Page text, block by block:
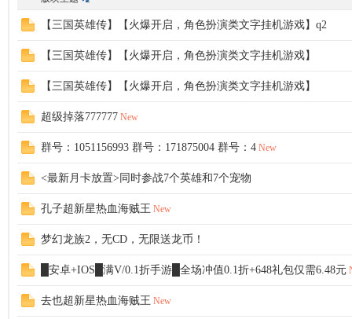
【三国英雄传】【火爆开启，角色扮演类文字挂机游戏】q2
【三国英雄传】【火爆开启，角色扮演类文字挂机游戏】
【三国英雄传】【火爆开启，角色扮演类文字挂机游戏】
超级掉落777777 New
群号：1051156993 群号：171875004 群号：4 New
<最新月卡放置>同时参战7个英雄和7个宠物
孔子超新星热血海贼王 New
梦幻龙族2，无CD，无限送龙币！
█安卓+IOS█满V/0.1折手游█全场冲值0.1折+648礼包仅需6.48元
去也超新星热血海贼王 New